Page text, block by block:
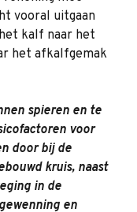
vooral uitgaan
kalf naar het
het afkalfgemak
spieren en te
voor
door bij de
kruis, naast
in de
en